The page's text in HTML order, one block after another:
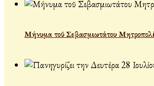
Μήνυμα τοῦ Σεβασμιωτάτου